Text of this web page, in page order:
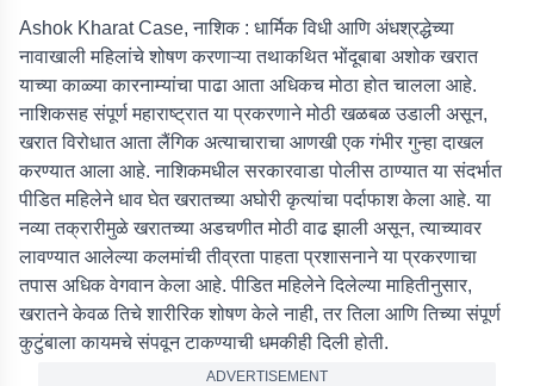
Ashok Kharat Case, नाशिक : धार्मिक विधी आणि अंधश्रद्धेच्या
नावाखाली महिलांचे शोषण करणाऱ्या तथाकथित भोंदूबाबा अशोक खरात
याच्या काळ्या कारनाम्यांचा पाढा आता अधिकच मोठा होत चालला आहे.
नाशिकसह संपूर्ण महाराष्ट्रात या प्रकरणाने मोठी खळबळ उडाली असून,
खरात विरोधात आता लैंगिक अत्याचाराचा आणखी एक गंभीर गुन्हा दाखल
करण्यात आला आहे. नाशिकमधील सरकारवाडा पोलीस ठाण्यात या संदर्भात
पीडित महिलेने धाव घेत खरातच्या अघोरी कृत्यांचा पर्दाफाश केला आहे. या
नव्या तक्रारीमुळे खरातच्या अडचणीत मोठी वाढ झाली असून, त्याच्यावर
लावण्यात आलेल्या कलमांची तीव्रता पाहता प्रशासनाने या प्रकरणाचा
तपास अधिक वेगवान केला आहे. पीडित महिलेने दिलेल्या माहितीनुसार,
खरातने केवळ तिचे शारीरिक शोषण केले नाही, तर तिला आणि तिच्या संपूर्ण
कुटुंबाला कायमचे संपवून टाकण्याची धमकीही दिली होती.
ADVERTISEMENT